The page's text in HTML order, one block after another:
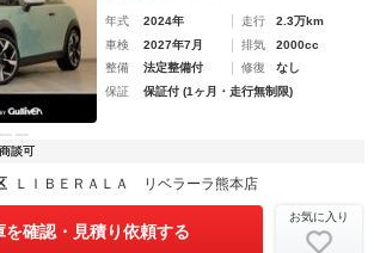
年式 2024年 走行
2.3万km
車検
2027年7月 排気
2000cc
整備
法定整備付 修復
なし
保証
保証付 (1ヶ月・走行無制限)
談可
ＬＩＢＥＲＡＬＡ リベラーラ熊本店
を確認・見積り依頼する
お気に入り